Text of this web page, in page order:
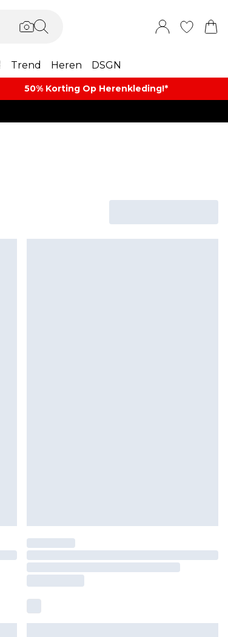
Trend Heren DSGN
50% Korting Op Herenkleding​!*​